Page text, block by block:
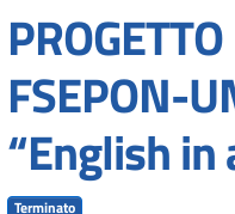
FSEPON-
“English in
Terminato